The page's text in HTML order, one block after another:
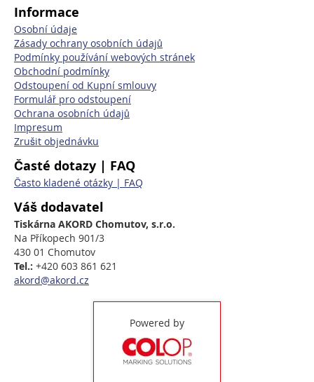
Informace
Osobní údaje
Zásady ochrany osobních údajů
Podmínky používání webových stránek
Obchodní podmínky
Odstoupení od Kupní smlouvy
Formulář pro odstoupení
Ochrana osobních údajů
Impresum
Zrušit objednávku
Časté dotazy | FAQ
Často kladené otázky | FAQ
Váš dodavatel
Tiskárna AKORD Chomutov, s.r.o.
Na Příkopech 901/3
430 01 Chomutov
Tel.: +420 603 861 621
akord@akord.cz
Powered by